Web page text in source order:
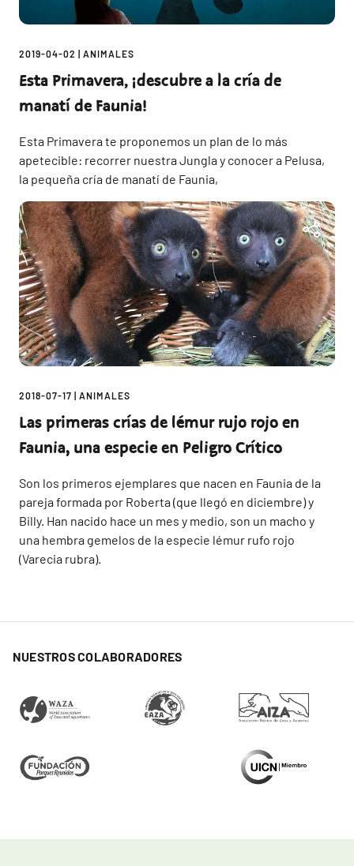
2019-04-02 | ANIMALES
Esta Primavera, ¡descubre a la cría de
manatí de Faunia!
Esta Primavera te proponemos un plan de lo más
apetecible: recorrer nuestra Jungla y conocer a Pelusa,
la pequeña cría de manatí de Faunia,
2018-07-17 | ANIMALES
Las primeras crías de lémur rujo rojo en
Faunia, una especie en Peligro Crítico
Son los primeros ejemplares que nacen en Faunia de la
pareja formada por Roberta (que llegó en diciembre) y
Billy. Han nacido hace un mes y medio, son un macho y
una hembra gemelos de la especie lémur rufo rojo
(Varecia rubra).
NUESTROS COLABORADORES